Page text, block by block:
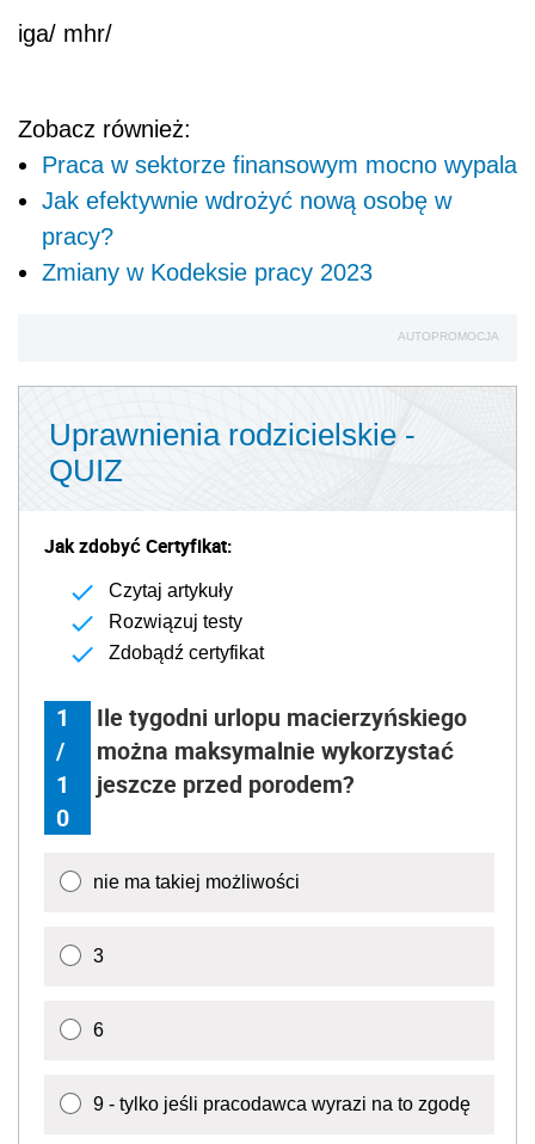
iga/ mhr/
Zobacz również:
Praca w sektorze finansowym mocno wypala
Jak efektywnie wdrożyć nową osobę w
pracy?
Zmiany w Kodeksie pracy 2023
AUTOPROMOCJA
Uprawnienia rodzicielskie -
QUIZ
Jak zdobyć Certyfikat:
Czytaj artykuły
Rozwiązuj testy
Zdobądź certyfikat
1
/
1
0
Ile tygodni urlopu macierzyńskiego
można maksymalnie wykorzystać
jeszcze przed porodem?
nie ma takiej możliwości
3
6
9 - tylko jeśli pracodawca wyrazi na to zgodę